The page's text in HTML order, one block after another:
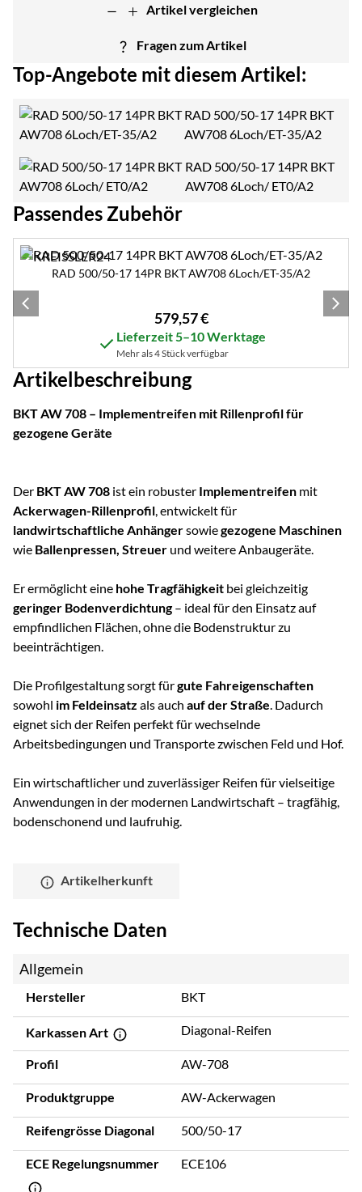
Artikel vergleichen
Fragen zum Artikel
Top-Angebote mit diesem Artikel:
RAD 500/50-17 14PR BKT
AW708 6Loch/ET-35/A2
RAD 500/50-17 14PR BKT
AW708 6Loch/ ET0/A2
Passendes Zubehör
Zubehör überspringen
RAD 500/50-17 14PR BKT AW708 6Loch/ET-35/A2
579,57€
Lieferzeit 5–10 Werktage
Mehr als 4 Stück verfügbar
Artikelbeschreibung
BKT AW 708 – Implementreifen mit Rillenprofil für
gezogene Geräte
Der BKT AW 708 ist ein robuster Implementreifen mit
Ackerwagen-Rillenprofil, entwickelt für
landwirtschaftliche Anhängersowiegezogene Maschinen
wie Ballenpressen, Streuer und weitere Anbaugeräte.
Er ermöglicht eine hohe Tragfähigkeit bei gleichzeitig
geringer Bodenverdichtung– ideal für den Einsatz auf
empfindlichen Flächen, ohne die Bodenstruktur zu
beeinträchtigen.
Die Profilgestaltung sorgt fürgute Fahreigenschaften
sowohl im Feldeinsatz als auch auf der Straße. Dadurch
eignet sich der Reifen perfekt für wechselnde
Arbeitsbedingungen und Transporte zwischen Feld und Hof.
Ein wirtschaftlicher und zuverlässiger Reifen für vielseitige
Anwendungen in der modernen Landwirtschaft – tragfähig,
bodenschonend und laufruhig.
Artikelherkunft
Technische Daten
Allgemein
Hersteller BKT
Karkassen Art Diagonal-Reifen
Profil AW-708
Produktgruppe AW-Ackerwagen
Reifengrösse Diagonal 500/50-17
ECE Regelungsnummer ECE106